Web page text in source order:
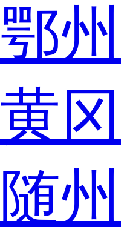
鄂州
黄冈
随州